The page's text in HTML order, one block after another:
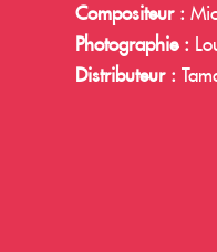
Compositeur :
Photographie :
Distributeur :